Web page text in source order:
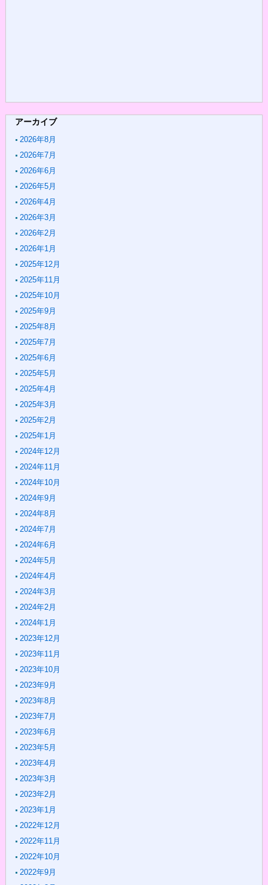
アーカイブ
2026年8月
2026年7月
2026年6月
2026年5月
2026年4月
2026年3月
2026年2月
2026年1月
2025年12月
2025年11月
2025年10月
2025年9月
2025年8月
2025年7月
2025年6月
2025年5月
2025年4月
2025年3月
2025年2月
2025年1月
2024年12月
2024年11月
2024年10月
2024年9月
2024年8月
2024年7月
2024年6月
2024年5月
2024年4月
2024年3月
2024年2月
2024年1月
2023年12月
2023年11月
2023年10月
2023年9月
2023年8月
2023年7月
2023年6月
2023年5月
2023年4月
2023年3月
2023年2月
2023年1月
2022年12月
2022年11月
2022年10月
2022年9月